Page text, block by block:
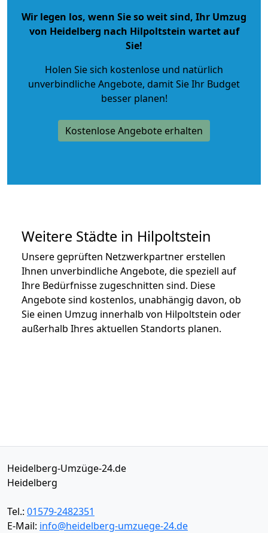
Wir legen los, wenn Sie so weit sind, Ihr Umzug
von Heidelberg nach Hilpoltstein wartet auf
Sie!
Holen Sie sich kostenlose und natürlich
unverbindliche Angebote, damit Sie Ihr Budget
besser planen!
Kostenlose Angebote erhalten
Weitere Städte in Hilpoltstein
Unsere geprüften Netzwerkpartner erstellen
Ihnen unverbindliche Angebote, die speziell auf
Ihre Bedürfnisse zugeschnitten sind. Diese
Angebote sind kostenlos, unabhängig davon, ob
Sie einen Umzug innerhalb von Hilpoltstein oder
außerhalb Ihres aktuellen Standorts planen.
Heidelberg-Umzüge-24.de
Heidelberg
Tel.: 01579-2482351
E-Mail: info@heidelberg-umzuege-24.de